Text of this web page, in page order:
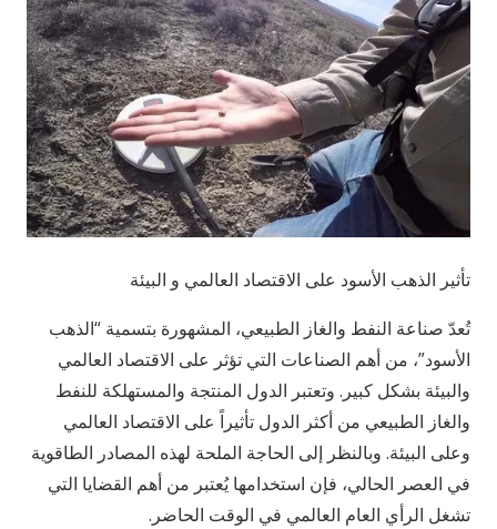
تأثير الذهب الأسود على الاقتصاد العالمي و البيئة
تُعدّ صناعة النفط والغاز الطبيعي، المشهورة بتسمية “الذهب
الأسود”، من أهم الصناعات التي تؤثر على الاقتصاد العالمي
والبيئة بشكل كبير. وتعتبر الدول المنتجة والمستهلكة للنفط
والغاز الطبيعي من أكثر الدول تأثيراً على الاقتصاد العالمي
وعلى البيئة. وبالنظر إلى الحاجة الملحة لهذه المصادر الطاقوية
في العصر الحالي، فإن استخدامها يُعتبر من أهم القضايا التي
تشغل الرأي العام العالمي في الوقت الحاضر.